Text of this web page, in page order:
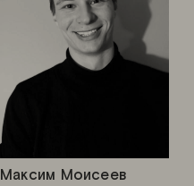
Максим Моисеев